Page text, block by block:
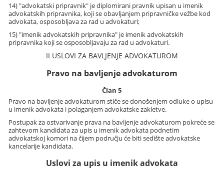
14) "advokatski pripravnik" je diplomirani pravnik upisan u imenik
advokatskih pripravnika, koji se obavljanjem pripravničke vežbe kod
advokata, osposobljava za rad u advokaturi;
15) "imenik advokatskih pripravnika" je imenik advokatskih
pripravnika koji se osposobljavaju za rad u advokaturi.
II USLOVI ZA BAVLJENJE ADVOKATUROM
Pravo na bavljenje advokaturom
Član 5
Pravo na bavljenje advokaturom stiče se donošenjem odluke o upisu
u imenik advokata i polaganjem advokatske zakletve.
Postupak za ostvarivanje prava na bavljenje advokaturom pokreće se
zahtevom kandidata za upis u imenik advokata podnetim
advokatskoj komori na čijem području će biti sedište advokatske
kancelarije kandidata.
Uslovi za upis u imenik advokata